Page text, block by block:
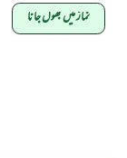
نماز میں بھول جانا